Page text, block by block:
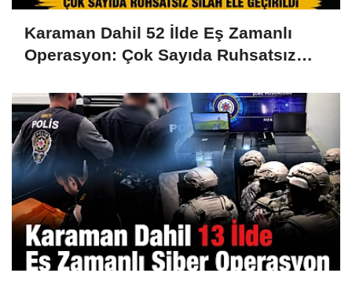
Karaman Dahil 52 İlde Eş Zamanlı
Operasyon: Çok Sayıda Ruhsatsız